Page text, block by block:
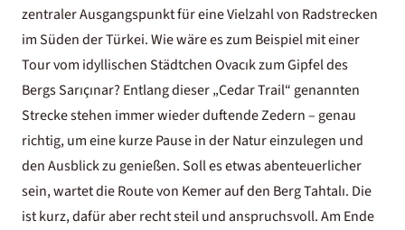
zentraler Ausgangspunkt für eine Vielzahl von Radstrecken
im Süden der Türkei. Wie wäre es zum Beispiel mit einer
Tour vom idyllischen Städtchen Ovacık zum Gipfel des
Bergs Sarıçınar? Entlang dieser „Cedar Trail“ genannten
Strecke stehen immer wieder duftende Zedern – genau
richtig, um eine kurze Pause in der Natur einzulegen und
den Ausblick zu genießen. Soll es etwas abenteuerlicher
sein, wartet die Route von Kemer auf den Berg Tahtalı. Die
ist kurz, dafür aber recht steil und anspruchsvoll. Am Ende